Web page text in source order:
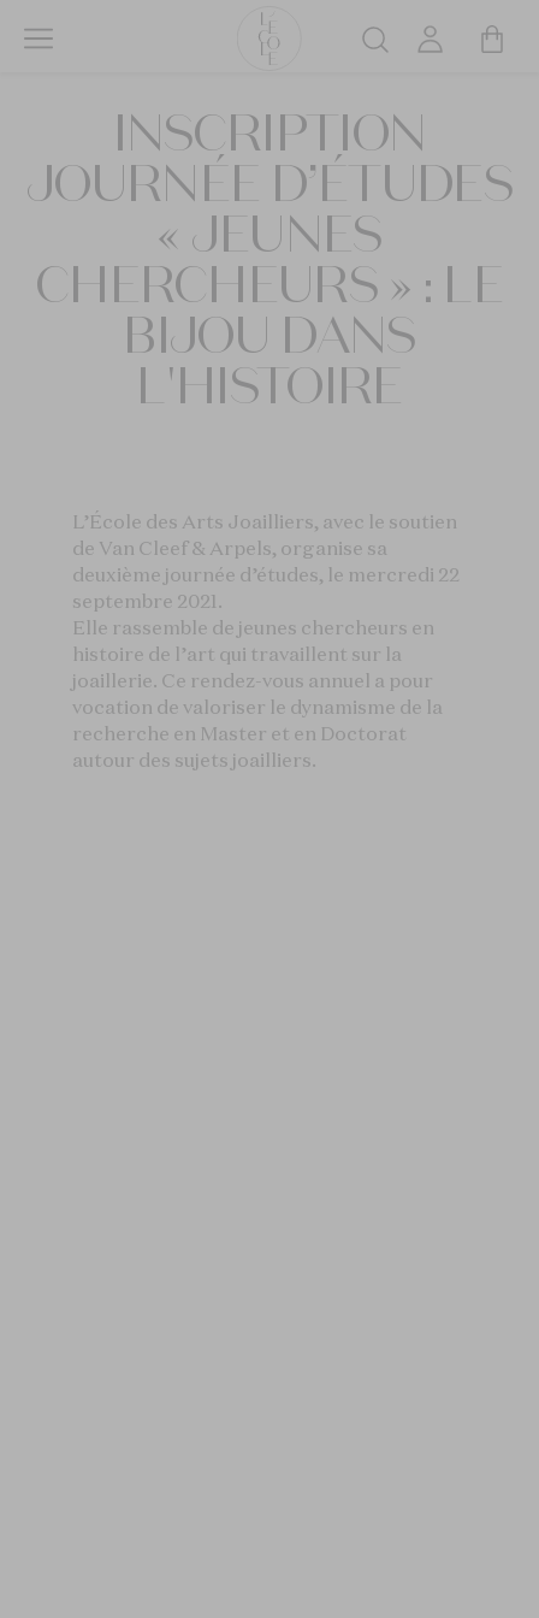
School
of
Jewelry
Arts
logo
Rechercher
INSCRIPTION
JOURNÉE D’ÉTUDES
« JEUNES
CHERCHEURS » : LE
BIJOU DANS
L'HISTOIRE
L’École des Arts Joailliers, avec le soutien
de Van Cleef & Arpels, organise sa
deuxième journée d’études, le mercredi 22
septembre 2021.
Elle rassemble de jeunes chercheurs en
histoire de l’art qui travaillent sur la
joaillerie. Ce rendez-vous annuel a pour
vocation de valoriser le dynamisme de la
recherche en Master et en Doctorat
autour des sujets joailliers.